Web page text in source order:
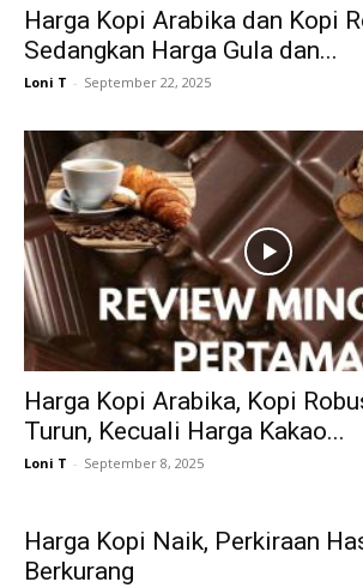
Harga Kopi Arabika dan Kopi
Sedangkan Harga Gula dan...
Loni T - September 22, 2025
Harga Kopi Arabika, Kopi
Turun, Kecuali Harga Kakao...
Loni T - September 8, 2025
Harga Kopi Naik, Perkiraan
Berkurang